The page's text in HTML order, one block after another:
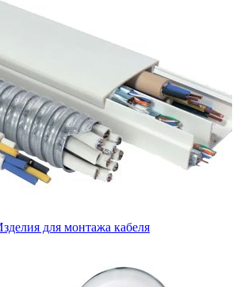
для монтажа кабеля